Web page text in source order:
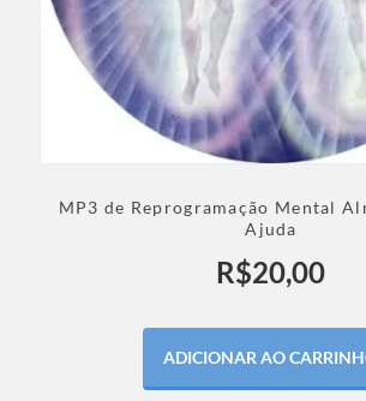
MP3 de Reprogramação Mental
Ajuda
R$20,00
ADICIONAR AO